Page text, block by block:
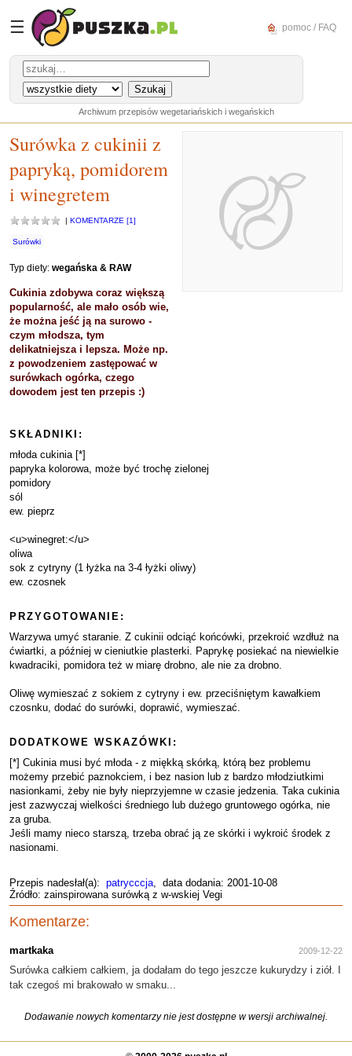
☰ pomoc / FAQ
Archiwum przepisów wegetariańskich i wegańskich
Surówka z cukinii z
papryką, pomidorem
i winegretem
| KOMENTARZE [1]
Surówki
Typ diety: wegańska & RAW
Cukinia zdobywa coraz większą
popularność, ale mało osób wie,
że można jeść ją na surowo -
czym młodsza, tym
delikatniejsza i lepsza. Może np.
z powodzeniem zastępować w
surówkach ogórka, czego
dowodem jest ten przepis :)
SKŁADNIKI:
młoda cukinia [*]
papryka kolorowa, może być trochę zielonej
pomidory
sól
ew. pieprz
<u>winegret:</u>
oliwa
sok z cytryny (1 łyżka na 3-4 łyżki oliwy)
ew. czosnek
PRZYGOTOWANIE:
Warzywa umyć staranie. Z cukinii odciąć końcówki, przekroić wzdłuż na
ćwiartki, a później w cieniutkie plasterki. Paprykę posiekać na niewielkie
kwadraciki, pomidora też w miarę drobno, ale nie za drobno.
Oliwę wymieszać z sokiem z cytryny i ew. przeciśniętym kawałkiem
czosnku, dodać do surówki, doprawić, wymieszać.
DODATKOWE WSKAZÓWKI:
[*] Cukinia musi być młoda - z miękką skórką, którą bez problemu
możemy przebić paznokciem, i bez nasion lub z bardzo młodziutkimi
nasionkami, żeby nie były nieprzyjemne w czasie jedzenia. Taka cukinia
jest zazwyczaj wielkości średniego lub dużego gruntowego ogórka, nie
za gruba.
Jeśli mamy nieco starszą, trzeba obrać ją ze skórki i wykroić środek z
nasionami.
Przepis nadesłał(a): patrycccja, data dodania: 2001-10-08
Źródło: zainspirowana surówką z w-wskiej Vegi
Komentarze:
martkaka 2009-12-22
Surówka całkiem całkiem, ja dodałam do tego jeszcze kukurydzy i ziół. I
tak czegoś mi brakowało w smaku...
Dodawanie nowych komentarzy nie jest dostępne w wersji archiwalnej.